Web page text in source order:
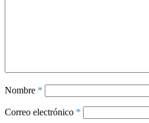
Nombre *
Correo electrónico *